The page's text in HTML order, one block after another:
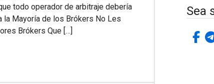
todo operador de arbitraje debería
la Mayoría de los Brókers No Les
Brókers Que […]
Sea